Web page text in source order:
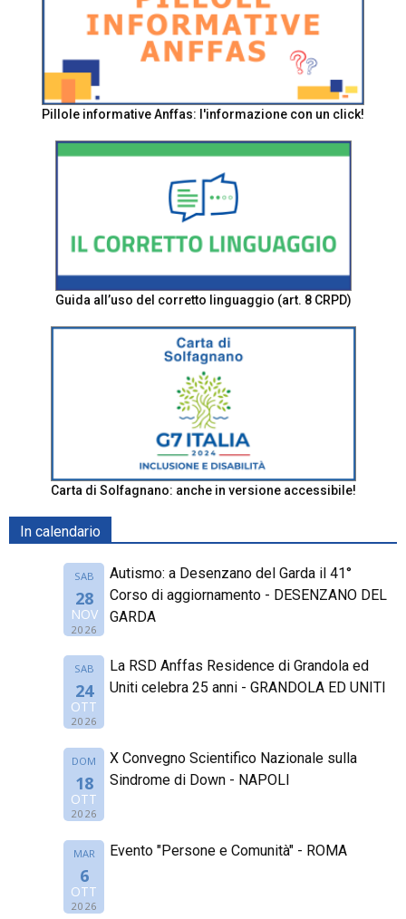
Pillole informative Anffas: l'informazione con un click!
Guida all’uso del corretto linguaggio (art. 8 CRPD)
Carta di Solfagnano: anche in versione accessibile!
In calendario
SAB
28
NOV
2026
Autismo: a Desenzano del Garda il 41°
Corso di aggiornamento - DESENZANO DEL
GARDA
SAB
24
OTT
2026
La RSD Anffas Residence di Grandola ed
Uniti celebra 25 anni - GRANDOLA ED UNITI
DOM
18
OTT
2026
X Convegno Scientifico Nazionale sulla
Sindrome di Down - NAPOLI
MAR
6
OTT
2026
Evento "Persone e Comunità" - ROMA